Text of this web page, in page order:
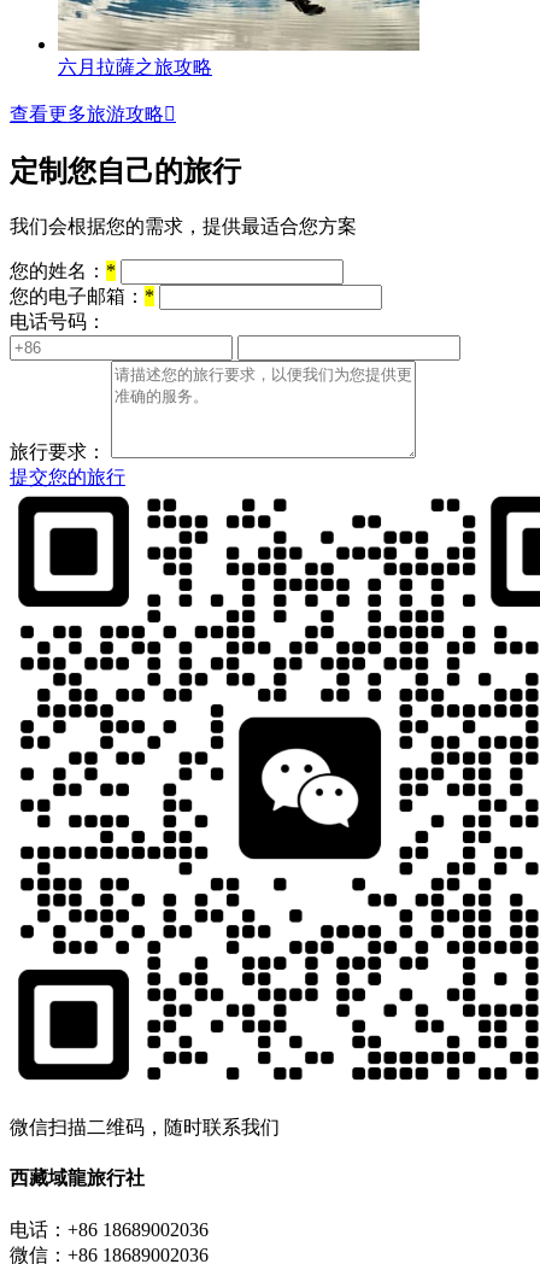
六月拉薩之旅攻略
查看更多旅游攻略
定制您自己的旅行
我们会根据您的需求，提供最适合您方案
您的姓名： *
您的电子邮箱： *
电话号码：
旅行要求：
提交您的旅行
微信扫描二维码，随时联系我们
西藏域龍旅行社
电话：+86 18689002036
微信：+86 18689002036